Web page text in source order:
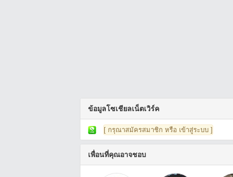
ข้อมูลโซเชียลเน็ตเวิร์ค
[ กรุณาสมัครสมาชิก หรือ เข้าสู่ระบบ ]
เพื่อนที่คุณอาจชอบ